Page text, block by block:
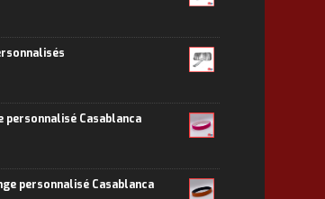
personnalisé Casablanca
personnalisé Casablanca